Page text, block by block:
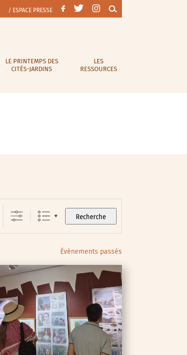
/ ESPACE PRESSE
LE PRINTEMPS DES
CITÉS-JARDINS
LES
RESSOURCES
Recherche
Évènements passés